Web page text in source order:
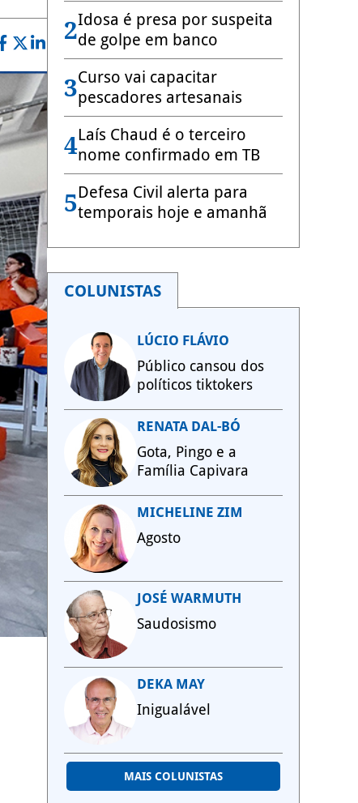
2Idosa é presa por suspeita
de golpe em banco
3Curso vai capacitar
pescadores artesanais
4Laís Chaud é o terceiro
nome confirmado em TB
5Defesa Civil alerta para
temporais hoje e amanhã
COLUNISTAS
LÚCIO FLÁVIO
Público cansou dos
políticos tiktokers
RENATA DAL-BÓ
Gota, Pingo e a
Família Capivara
MICHELINE ZIM
Agosto
JOSÉ WARMUTH
Saudosismo
DEKA MAY
Inigualável
MAIS COLUNISTAS